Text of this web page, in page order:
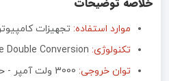
موارد استفاده: تجهیزات
تکنولوژی:
توان خروجی: